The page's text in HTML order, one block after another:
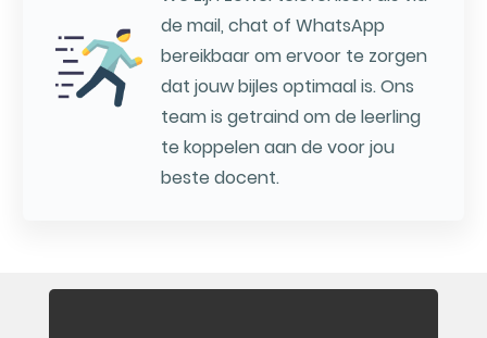
de mail, chat of WhatsApp
bereikbaar om ervoor te zorgen
dat jouw bijles optimaal is. Ons
team is getraind om de leerling
te koppelen aan de voor jou
beste docent.